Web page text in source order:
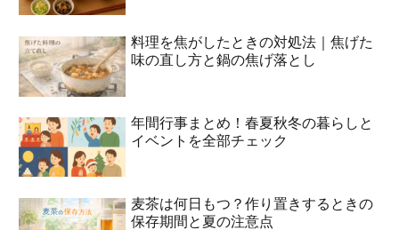
料理を焦がしたときの対処法｜焦げた
味の直し方と鍋の焦げ落とし
年間行事まとめ！春夏秋冬の暮らしと
イベントを全部チェック
麦茶は何日もつ？作り置きするときの
保存期間と夏の注意点